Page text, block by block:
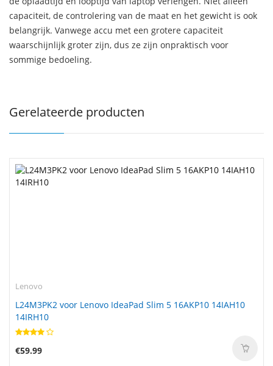
capaciteit, de controlering van de maat en het gewicht is ook
belangrijk. Vanwege accu met een grotere capaciteit
waarschijnlijk groter zijn, dus ze zijn onpraktisch voor
sommige bedoeling.
Gerelateerde producten
Lenovo
L24M3PK2 voor Lenovo IdeaPad Slim 5 16AKP10 14IAH10
14IRH10
€59.99